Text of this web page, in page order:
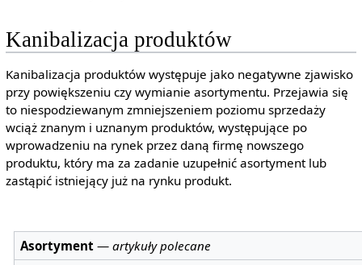
Kanibalizacja produktów
Kanibalizacja produktów występuje jako negatywne zjawisko
przy powiększeniu czy wymianie asortymentu. Przejawia się
to niespodziewanym zmniejszeniem poziomu sprzedaży
wciąż znanym i uznanym produktów, występujące po
wprowadzeniu na rynek przez daną firmę nowszego
produktu, który ma za zadanie uzupełnić asortyment lub
zastąpić istniejący już na rynku produkt.
Asortyment —artykuły polecane